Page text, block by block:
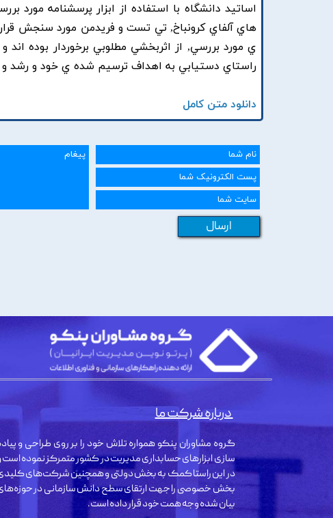
اساتيد دانشگاه با استفاده از ابزار پرسشنامه
ي مورد بررسي, از اثربخشي مطلوبي برخوردار بوده
راستاي دستيابي به اهداف ترسيم شده ي خود و رشد
دانلود متن کامل
ارسال
گروه مشاوران پنکو همواره تلاش خود را بر روی طراحی و
سازی ابزارهای حسابداری مدیریت در کشور متمرکز نموده است
در این راستا کمک به بخش دولتی و همچنین شرکت‌های
بخش خصوصی را جهت ارتقای سطح دانش سازمانی در
بیان شده وجه همت خود قرار داده است.
درباره شرکت ما